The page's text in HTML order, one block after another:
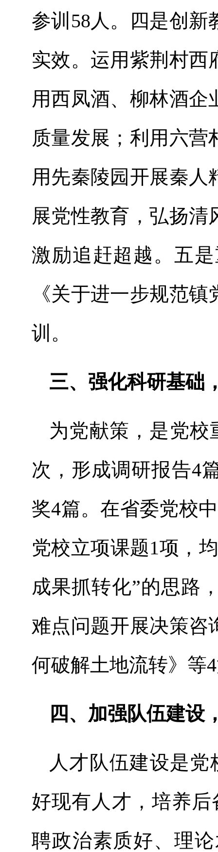
参训58人。四是创
实效。运用紫荆村西
用西凤酒、柳林酒企
质量发展；利用六营
用先秦陵园开展秦人
展党性教育，弘扬清
激励追赶超越。五
《关于进一步规范
训。
三、强化科研基础
为党献策，是党
次，形成调研报告4
奖4篇。在省委党校
党校立项课题1项，
成果抓转化”的思路
难点问题开展决策咨
何破解土地流转》等
四、加强队伍建设
人才队伍建设是
好现有人才，培养
聘政治素质好、理